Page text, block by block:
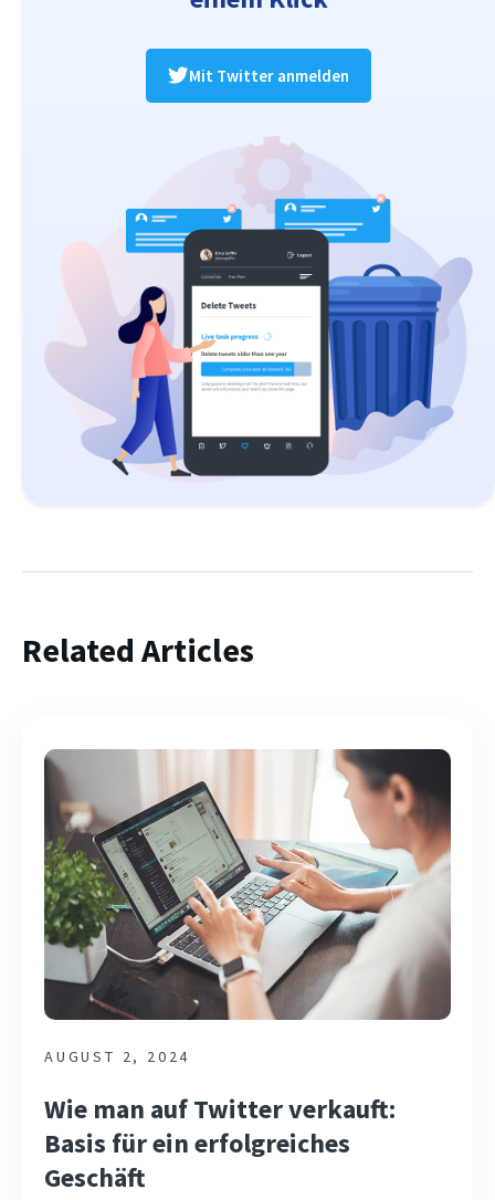
Mit Twitter anmelden
Related Articles
AUGUST 2, 2024
Wie man auf Twitter verkauft:
Basis für ein erfolgreiches
Geschäft